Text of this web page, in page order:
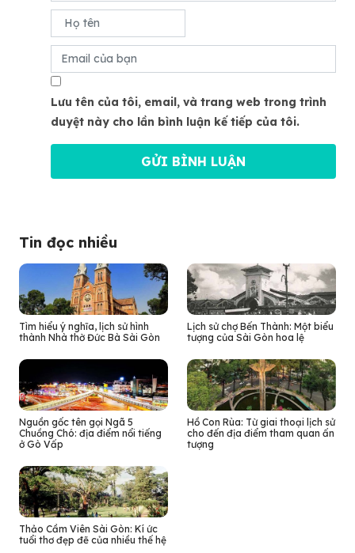
Lưu tên của tôi, email, và trang web trong trình
duyệt này cho lần bình luận kế tiếp của tôi.
Tin đọc nhiều
Tìm hiểu ý nghĩa, lịch sử hình
thành Nhà thờ Đức Bà Sài Gòn
Lịch sử chợ Bến Thành: Một biểu
tượng của Sài Gòn hoa lệ
Nguồn gốc tên gọi Ngã 5
Chuồng Chó: địa điểm nổi tiếng
ở Gò Vấp
Hồ Con Rùa: Từ giai thoại lịch sử
cho đến địa điểm tham quan ấn
tượng
Thảo Cầm Viên Sài Gòn: Kí ức
tuổi thơ đẹp đẽ của nhiều thế hệ